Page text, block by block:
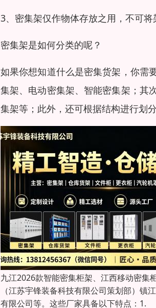
3、密集架仅作物体存放之用，不可
密集架是如何分类的呢？
如果你想知道什么是密集货架，你需
集架、电动密集架、智能密集架；其
集架等；此外，还可根据结构进行划
九江2026款智能密集柜架、江西移动密集
（江苏宇锋装备科技有限公司策划部）
有限公司等。这些厂家具备以下特点：1.